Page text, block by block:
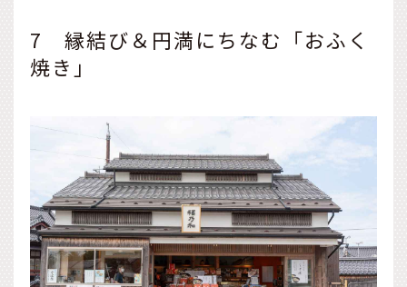
7 縁結び＆円満にちなむ「おふく
焼き」